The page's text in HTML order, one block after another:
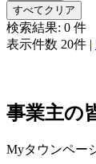
すべてクリア
検索結果: 0 件
表示件数 20件 |
事業主の
Myタウンペー